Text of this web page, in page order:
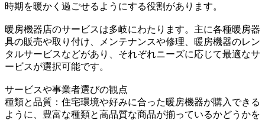
時期を暖かく過ごせるようにする役割があります。
暖房機器店のサービスは多岐にわたります。主に各種暖房器
具の販売や取り付け、メンテナンスや修理、暖房機器のレン
タルサービスなどがあり、それぞれニーズに応じて最適なサ
ービスが選択可能です。
サービスや事業者選びの観点
種類と品質：住宅環境や好みに合った暖房機器が購入できる
ように、豊富な種類と高品質な商品が揃っているかどうかを